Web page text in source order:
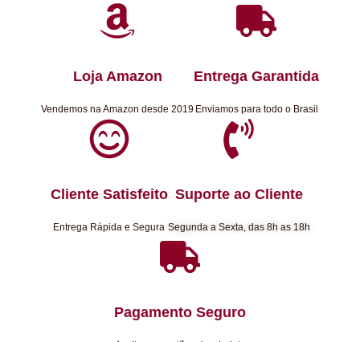
Loja Amazon
Vendemos na Amazon desde 2019
Entrega Garantida
Enviamos para todo o Brasil
Cliente Satisfeito
Entrega Rápida e Segura
Suporte ao Cliente
Segunda a Sexta, das 8h as 18h
Pagamento Seguro